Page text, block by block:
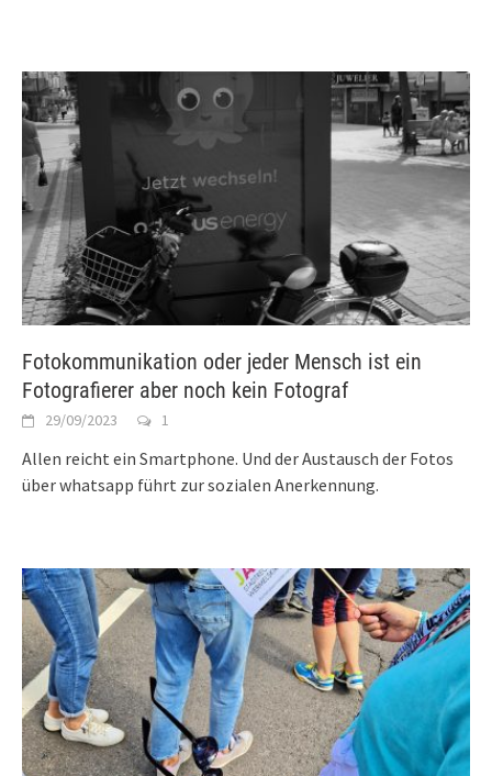
Fotokommunikation oder jeder Mensch ist ein
Fotografierer aber noch kein Fotograf
29/09/2023 1
Allen reicht ein Smartphone. Und der Austausch der Fotos
über whatsapp führt zur sozialen Anerkennung.